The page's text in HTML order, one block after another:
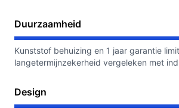
Duurzaamheid
Kunststof behuizing en 1 jaar garantie
langetermijnzekerheid vergeleken met
Design